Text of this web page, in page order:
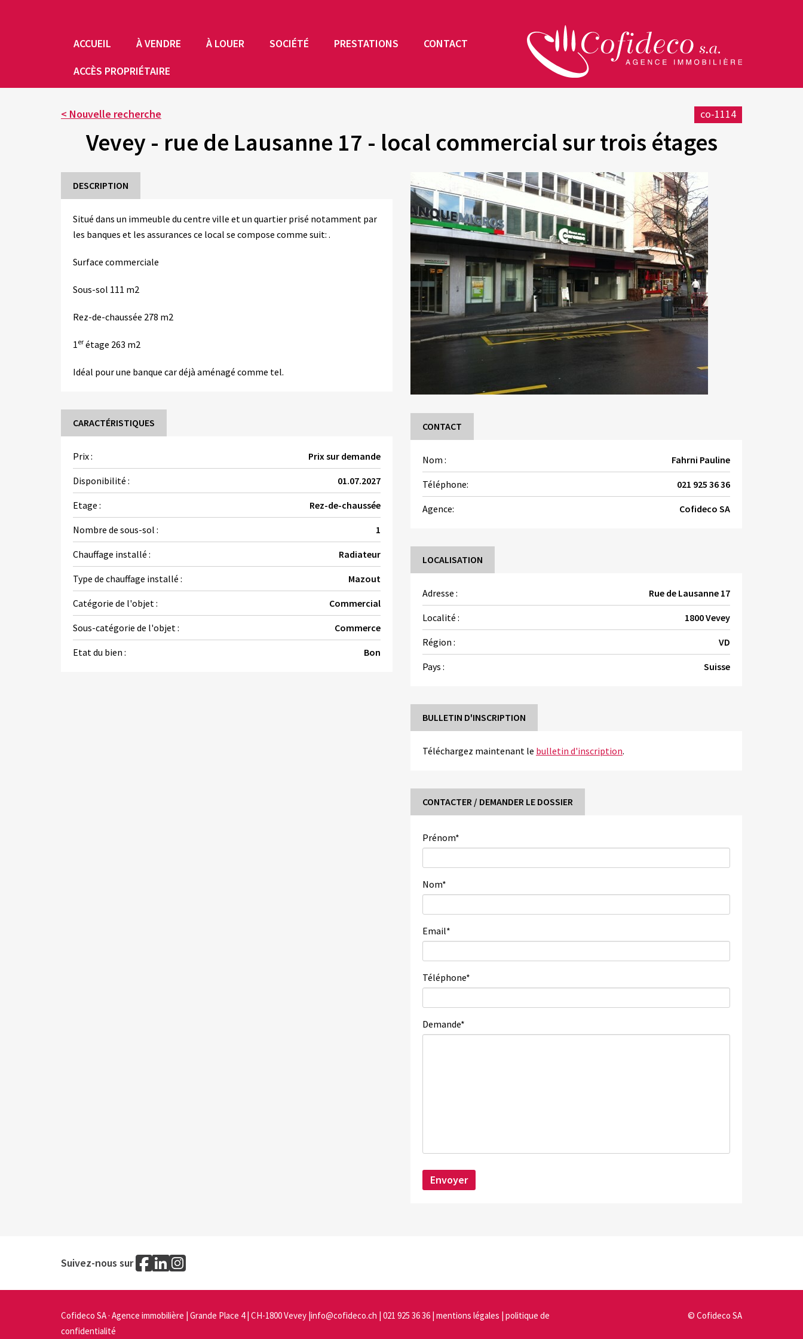
ACCUEIL À VENDRE À LOUER SOCIÉTÉ PRESTATIONS
CONTACT
ACCÈS PROPRIÉTAIRE
< Nouvelle recherche co-1114
Vevey - rue de Lausanne 17 - local commercial sur trois étages
DESCRIPTION
Situé dans un immeuble du centre ville et un quartier prisé notamment par
les banques et les assurances ce local se compose comme suit: .
Surface commerciale
Sous-sol 111 m2
Rez-de-chaussée 278 m2
1er étage 263 m2
Idéal pour une banque car déjà aménagé comme tel.
CARACTÉRISTIQUES
Prix : Prix sur demande
Disponibilité : 01.07.2027
Etage : Rez-de-chaussée
Nombre de sous-sol : 1
Chauffage installé : Radiateur
Type de chauffage installé : Mazout
Catégorie de l'objet : Commercial
Sous-catégorie de l'objet : Commerce
Etat du bien : Bon
CONTACT
Nom : Fahrni Pauline
Téléphone: 021 925 36 36
Agence: Cofideco SA
LOCALISATION
Adresse : Rue de Lausanne 17
Localité : 1800 Vevey
Région : VD
Pays : Suisse
BULLETIN D'INSCRIPTION
Téléchargez maintenant le bulletin d'inscription.
CONTACTER / DEMANDER LE DOSSIER
Prénom*
Nom*
Email*
Téléphone*
Demande*
Suivez-nous sur
Cofideco SA · Agence immobilière | Grande Place 4 | CH-1800 Vevey |info@cofideco.ch | 021 925 36 36 | mentions légales | politique de
confidentialité
© Cofideco SA